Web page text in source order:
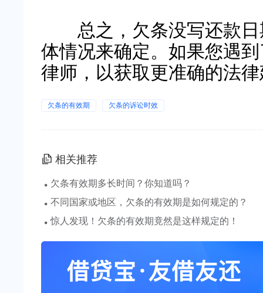
总之，欠条没写还款日
体情况来确定。如果您遇
律师，以获取更准确的法
欠条的有效期 欠条的诉讼时效
相关推荐
· 欠条有效期多长时间？你知道吗？
· 不同国家或地区，欠条的有效期是如何规定的？
· 惊人发现！欠条的有效期竟然是这样规定的！